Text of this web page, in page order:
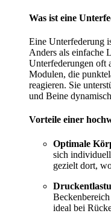
Was ist eine
Eine Unterfederung
Anders als einfache
Unterfederungen oft
Modulen, die
reagieren. Sie
und Beine
Vorteile einer
Optimale
sich
gezielt dort,
ideal bei